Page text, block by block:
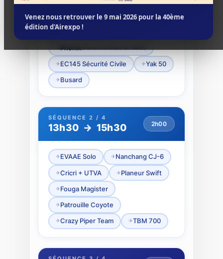
Venez nous retrouver le 9 mai 2026 pour la 40ème
édition d'Airexpo !
Aéromodèles Stampe SV4
Cap 10 ENAC
EC145 Sécurité Civile Yak 50
Busard
SÉQUENCE 2 / 4
13h30 → 15h30 2h00
EVAAE Solo Nanchang CJ-6
Cricri + UTVA Planeur Swift
Fouga Magister
Patrouille Coyote
Crazy Piper Team TBM 700